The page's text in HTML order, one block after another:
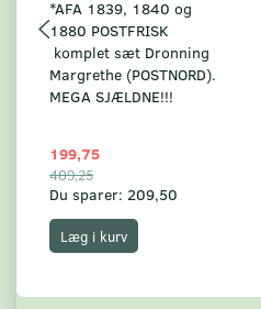
*AFA 1839, 1840 og
1880 POSTFRISK
komplet sæt Dronning
Margrethe (POSTNORD).
MEGA SJÆLDNE!!!
199,75
409,25
Du sparer: 209,50
Læg i kurv